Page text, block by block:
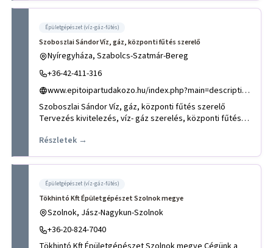
Épületgépészet (víz-gáz-fűtés)
Szoboszlai Sándor Víz, gáz, központi fűtés szerelő
Nyíregyháza, Szabolcs-Szatmár-Bereg
+36-42-411-316
www.epitoipartudakozo.hu/index.php?main=description&hid=555
Szoboszlai Sándor Víz, gáz, központi fűtés szerelő
Tervezés kivitelezés, víz- gáz szerelés, központi fűtés
Részletek →
Épületgépészet (víz-gáz-fűtés)
Tökhintó Kft Épületgépészet Szolnok megye
Szolnok, Jász-Nagykun-Szolnok
+36-20-824-7040